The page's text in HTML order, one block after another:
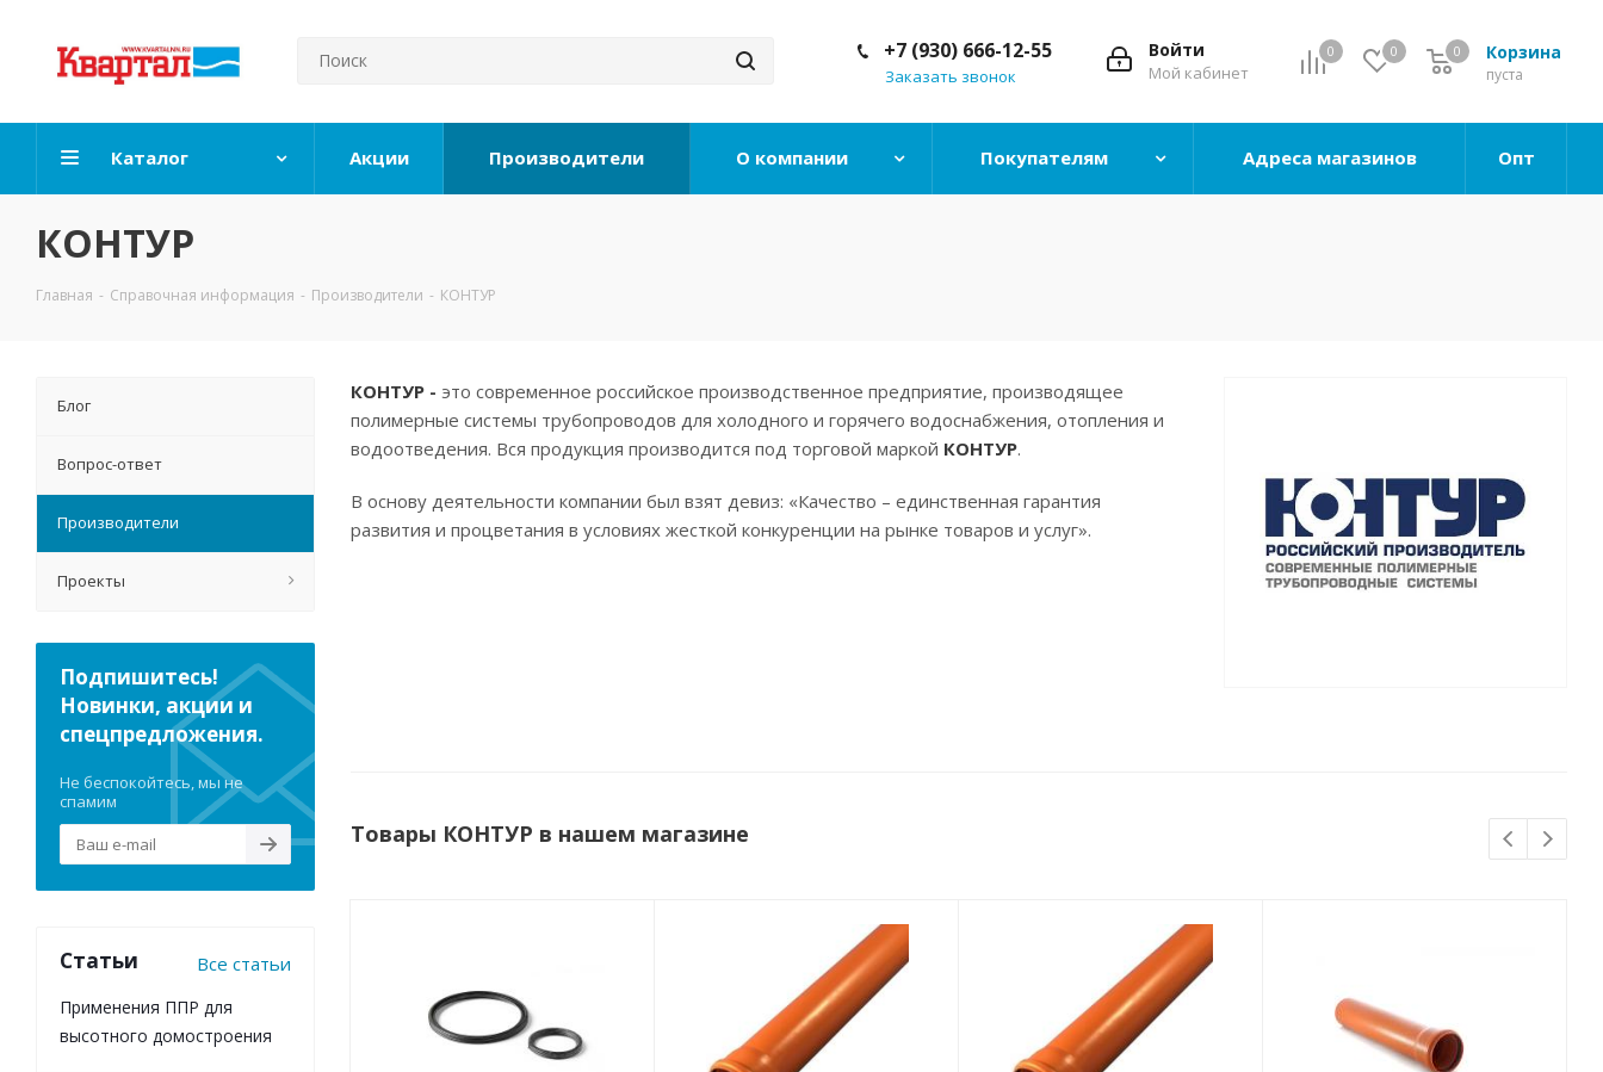
0 0 Корзина
0
пуста
0
Войти
Мой кабинет
+7 (930) 666-12-55
Заказать звонок
Каталог Акции Производители О компании Покупателям Адреса магазинов Опт
КОНТУР
Главная - Справочная информация - Производители - КОНТУР
КОНТУР - это современное российское производственное предприятие, производящее
полимерные системы трубопроводов для холодного и горячего водоснабжения, отопления и
водоотведения. Вся продукция производится под торговой маркой КОНТУР.
В основу деятельности компании был взят девиз: «Качество – единственная гарантия
развития и процветания в условиях жесткой конкуренции на рынке товаров и услуг».
Товары КОНТУР в нашем магазине
Блог
Вопрос-ответ
Производители
Проекты
Подпишитесь!
Новинки, акции и
спецпредложения.
Не беспокойтесь, мы не
спамим
Статьи Все статьи
Применения ППР для
высотного домостроения